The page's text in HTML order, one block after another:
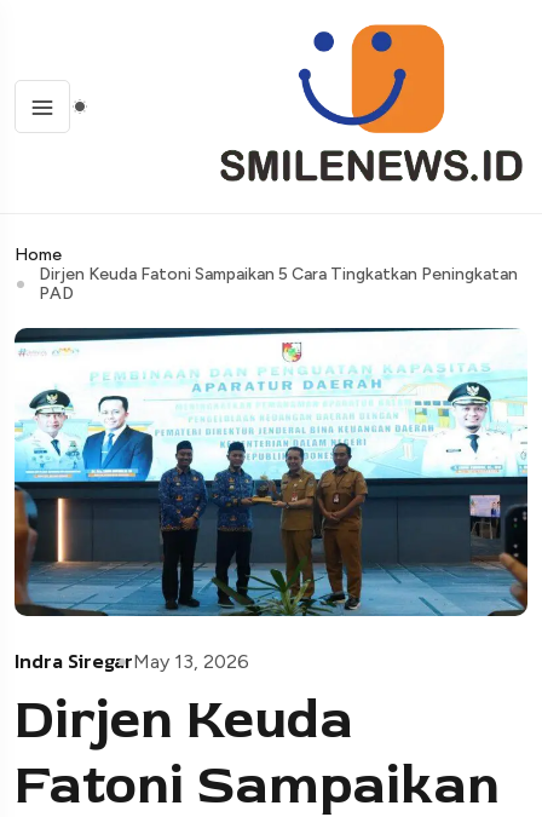
Home
Dirjen Keuda Fatoni Sampaikan 5 Cara Tingkatkan Peningkatan
PAD
Indra SiregarMay 13, 2026
Dirjen Keuda
Fatoni Sampaikan